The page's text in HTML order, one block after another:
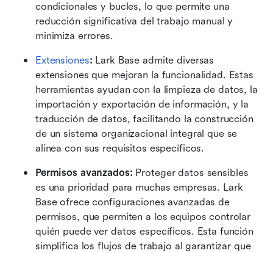
condicionales y bucles, lo que permite una
reducción significativa del trabajo manual y
minimiza errores.
Extensiones: Lark Base admite diversas
extensiones que mejoran la funcionalidad. Estas
herramientas ayudan con la limpieza de datos, la
importación y exportación de información, y la
traducción de datos, facilitando la construcción
de un sistema organizacional integral que se
alinea con sus requisitos específicos.
Permisos avanzados: Proteger datos sensibles
es una prioridad para muchas empresas. Lark
Base ofrece configuraciones avanzadas de
permisos, que permiten a los equipos controlar
quién puede ver datos específicos. Esta función
simplifica los flujos de trabajo al garantizar que